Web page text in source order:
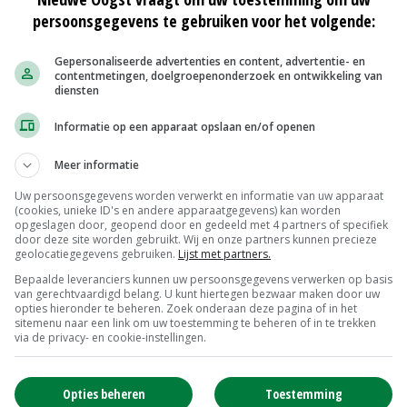
ontwikkeld als boegbeeld van onze
bestuursvoorzitter daarom de man die in staat is om
volmondig ja heeft gezegd op onze vraag of hij hier
van samenwerking en wensen hem veel
vertrouwen. 'Ik mag leiding geven aan een
deze crisis toont de sierteelt veerkracht. We doen er
en landelijk veilen te zien 'als voorwaarden voor
persoonsgegevens te gebruiken voor het volgende:
Gepersonaliseerde advertenties en content, advertentie- en
contentmetingen, doelgroepenonderzoek en ontwikkeling van
diensten
Informatie op een apparaat opslaan en/of openen
Meer informatie
Uw persoonsgegevens worden verwerkt en informatie van uw apparaat
(cookies, unieke ID's en andere apparaatgegevens) kan worden
opgeslagen door, geopend door en gedeeld met 4 partners of specifiek
door deze site worden gebruikt. Wij en onze partners kunnen precieze
geolocatiegegevens gebruiken. Lijst met partners.
Bepaalde leveranciers kunnen uw persoonsgegevens verwerken op basis
van gerechtvaardigd belang. U kunt hiertegen bezwaar maken door uw
opties hieronder te beheren. Zoek onderaan deze pagina of in het
sitemenu naar een link om uw toestemming te beheren of in te trekken
via de privacy- en cookie-instellingen.
Toestemming
Opties beheren